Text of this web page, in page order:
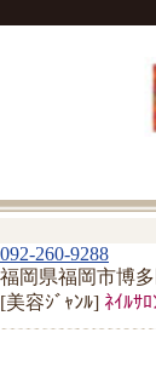
092-260-9288
福岡県福岡市博多
[美容ｼﾞｬﾝﾙ] ﾈｲﾙｻﾛ